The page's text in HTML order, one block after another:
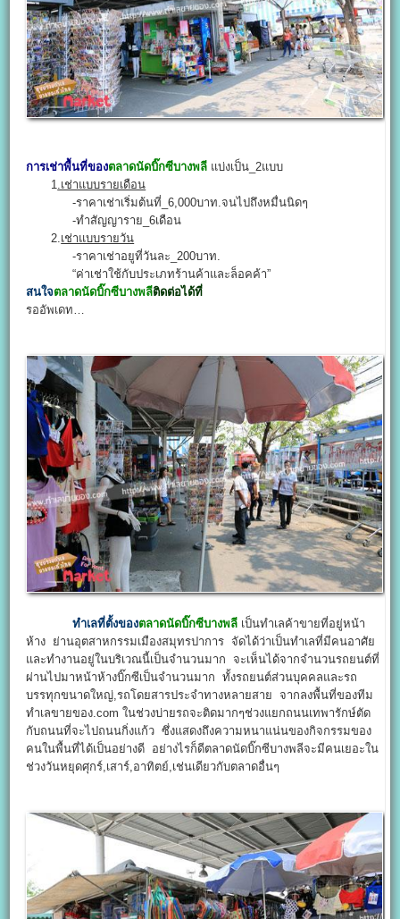
การเช่าพื้นที่ของตลาดนัดบิ๊กซีบางพลี แบ่งเป็น_2แบบ
1 .เช่าแบบรายเดือน
-ราคาเช่าเริ่มต้นที่_6,000บาท.จนไปถึงหมื่นนิดๆ
-ทำสัญญาราย_6เดือน
2. เช่าแบบรายวัน
-ราคาเช่าอยูที่วันละ_200บาท.
“ค่าเช่าใช้กับประเภทร้านค้าและล็อคค้า”
สนใจตลาดนัดบิ๊กซีบางพลีติดต่อได้ที่
รออัพเดท…
ทำเลที่ตั้งของตลาดนัดบิ๊กซีบางพลี เป็นทำเลค้าขายที่อยู่หน้า
ห้าง ย่านอุตสาหกรรมเมืองสมุทรปาการ จัดได้ว่าเป็นทำเลที่มีคนอาศัย
และทำงานอยู่ในบริเวณนี้เป็นจำนวนมาก จะเห็นได้จากจำนวนรถยนต์ที่
ผ่านไปมาหน้าห้างบิ๊กซีเป็นจำนวนมาก ทั้งรถยนต์ส่วนบุคคลและรถ
บรรทุกขนาดใหญ่,รถโดยสารประจำทางหลายสาย จากลงพื้นที่ของทีม
ทำเลขายของ.com ในช่วงบ่ายรถจะติดมากๆช่วงแยกถนนเทพารักษ์ตัด
กับถนนที่จะไปถนนกิ่งแก้ว ซึ่งแสดงถึงความหนาแน่นของกิจกรรมของ
คนในพื้นที่ได้เป็นอย่างดี อย่างไรก็ดีตลาดนัดบิ๊กซีบางพลีจะมีคนเยอะใน
ช่วงวันหยุดศุกร์,เสาร์,อาทิตย์,เช่นเดียวกับตลาดอื่นๆ